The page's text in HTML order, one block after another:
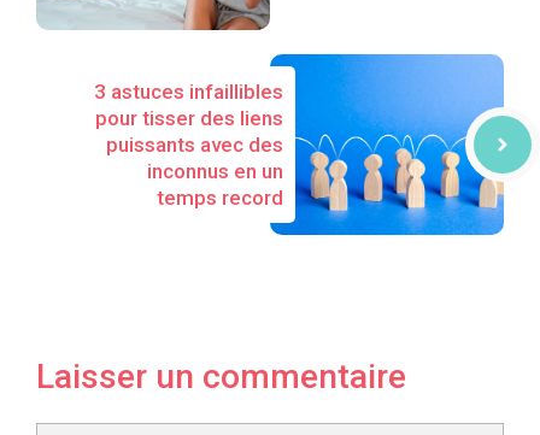
3 astuces infaillibles
pour tisser des liens
puissants avec des
inconnus en un
temps record
Laisser un commentaire